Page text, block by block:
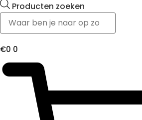
Producten zoeken
€0 0